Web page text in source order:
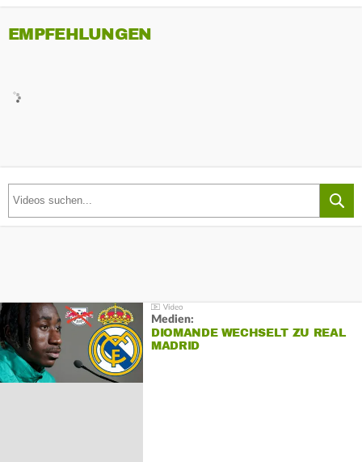
EMPFEHLUNGEN
Medien:
DIOMANDE WECHSELT ZU REAL
MADRID